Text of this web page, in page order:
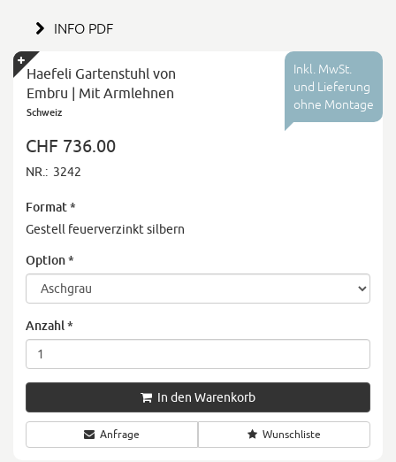
INFO PDF
Inkl. MwSt.
und Lieferung
ohne Montage
Haefeli Gartenstuhl von
Embru | Mit Armlehnen
Schweiz
CHF 736.00
NR.: 3242
Format*
Gestell feuerverzinkt silbern
Option*
Anzahl*
In den Warenkorb
Anfrage Wunschliste